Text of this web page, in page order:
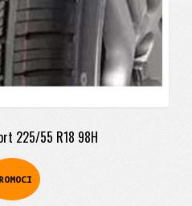
225/55 R18 98H